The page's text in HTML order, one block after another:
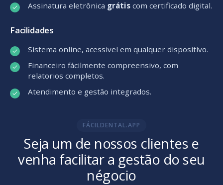
Assinatura eletrônica grátis com certificado digital.
Facilidades
Sistema online, acessivel em qualquer dispositivo.
Financeiro fácilmente compreensivo, com
relatorios completos.
Atendimento e gestão integrados.
FÁCILDENTAL.APP
Seja um de nossos clientes e
venha facilitar a gestão do seu
négocio